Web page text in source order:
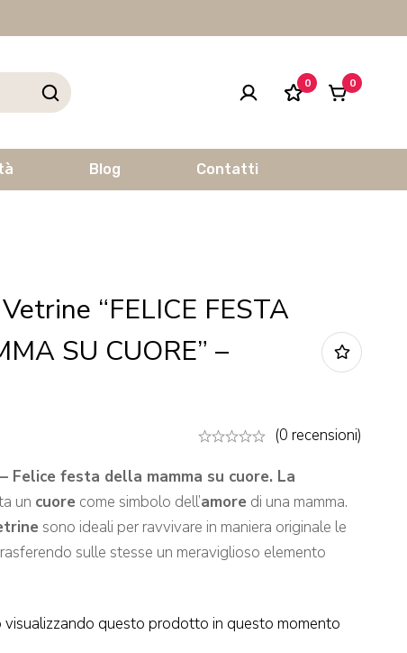
0 0
Blog Contatti
“FELICE FESTA
SU CUORE” –
(0 recensioni)
Felice festa della mamma su cuore. La
un cuore come simbolo dell’amore di una mamma.
sono ideali per ravvivare in maniera originale le
sulle stesse un meraviglioso elemento
visualizzando questo prodotto in questo momento